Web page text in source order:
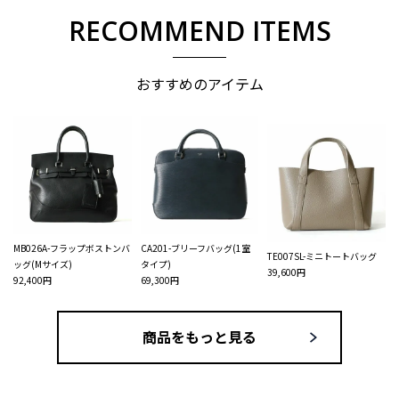
RECOMMEND ITEMS
おすすめのアイテム
MB026A-フラップボストンバ
ッグ(Mサイズ)
92,400円
CA201-ブリーフバッグ(1室
タイプ)
69,300円
TE007SL-ミニトートバッグ
39,600円
商品をもっと見る